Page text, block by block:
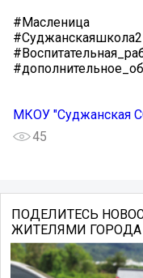
#Масленица
#Суджанскаяшкола2
МКОУ "Суджанская
45
ПОДЕЛИТЕСЬ
ЖИТЕЛЯМИ ГОРОДА